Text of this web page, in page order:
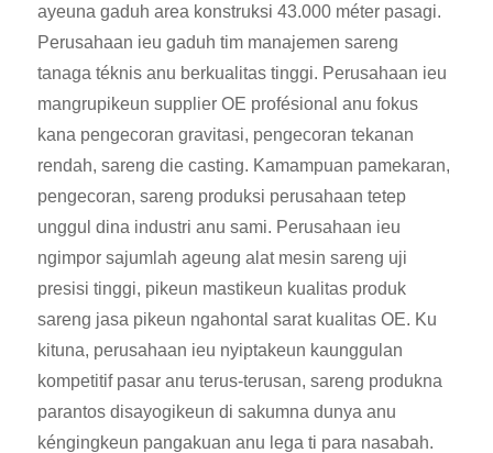
ayeuna gaduh area konstruksi 43.000 méter pasagi.
Perusahaan ieu gaduh tim manajemen sareng
tanaga téknis anu berkualitas tinggi. Perusahaan ieu
mangrupikeun supplier OE profésional anu fokus
kana pengecoran gravitasi, pengecoran tekanan
rendah, sareng die casting. Kamampuan pamekaran,
pengecoran, sareng produksi perusahaan tetep
unggul dina industri anu sami. Perusahaan ieu
ngimpor sajumlah ageung alat mesin sareng uji
presisi tinggi, pikeun mastikeun kualitas produk
sareng jasa pikeun ngahontal sarat kualitas OE. Ku
kituna, perusahaan ieu nyiptakeun kaunggulan
kompetitif pasar anu terus-terusan, sareng produkna
parantos disayogikeun di sakumna dunya anu
kéngingkeun pangakuan anu lega ti para nasabah.